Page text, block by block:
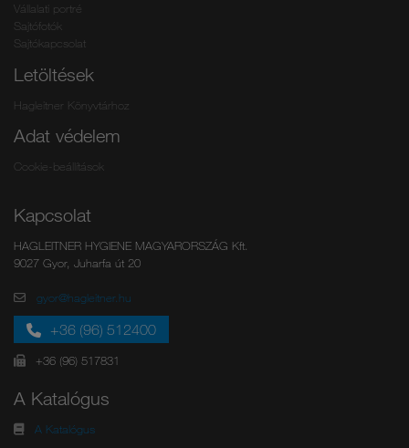
Vállalati portré
Sajtófotók
Sajtókapcsolat
Letöltések
Hagleitner Könyvtárhoz
Adat védelem
Cookie-beállítások
Kapcsolat
HAGLEITNER HYGIENE MAGYARORSZÁG Kft.
9027 Gyor, Juharfa út 20
gyor@hagleitner.hu
+36 (96) 512400
+36 (96) 517831
A Katalógus
A Katalógus